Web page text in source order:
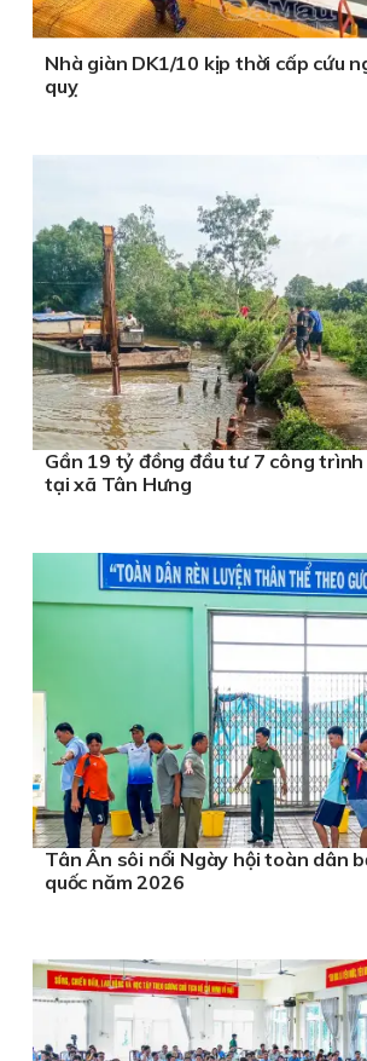
Nhà giàn DK1/10 kịp thời cấp cứu
quỵ
Gần 19 tỷ đồng đầu tư 7 công
tại xã Tân Hưng
Tân Ân sôi nổi Ngày hội toàn dân
quốc năm 2026